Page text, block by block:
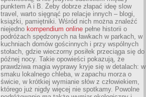
punktem A i B. Żeby dobrze złapać ideę slow
travel, warto sięgnąć po relacje innych – blogi,
książki, pamiętniki. Wśród nich można znaleźć
niejedno kompendium online pełne historii o
podróżach spędzonych na ławkach w parkach, w
kuchniach domów gościnnych i przy wspólnych
stołach, gdzie wieczorny posiłek przeciąga się do
późnej nocy. Takie opowieści pokazują, że
prawdziwa magia wyprawy kryje się w detalach: w
smaku lokalnego chleba, w zapachu morza o
świcie, w krótkiej wymianie słów z człowiekiem,
którego już nigdy więcej nie spotkamy. Powolne